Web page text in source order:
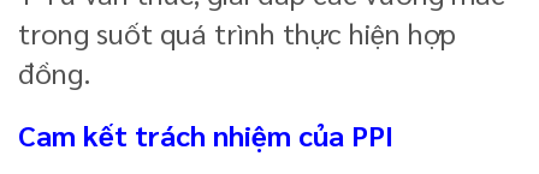
trong suốt quá trình thực hiện hợp
đồng.
Cam kết trách nhiệm của PPI